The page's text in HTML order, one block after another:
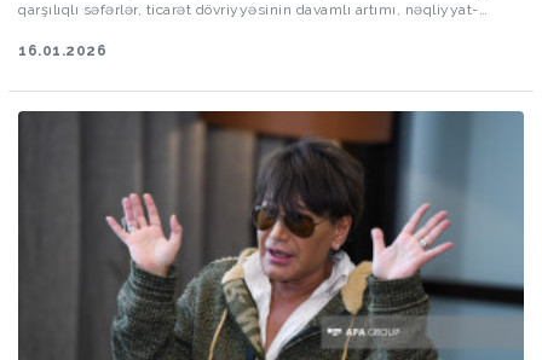
qarşılıqlı səfərlər, ticarət dövriyyəsinin davamlı artımı, nəqliyyat-
çərçivəsində həyata keçirilən layihələr ikitərəfli əlaqələri daha da
humanitar mübadilələr xalqlar arasında qarşılıqlı etimad və anlaşmanı
gücləndirib. Beynəlxalq və regional məsələlərdə nümayiş etdirilən
qarşılıqlı dəstək, xüsusilə əsas milli maraqlara hörmət prinsipi Çin–
Azərbaycan münasibətlərinin etibarlı və uzunmüddətli xarakter
16.01.2026